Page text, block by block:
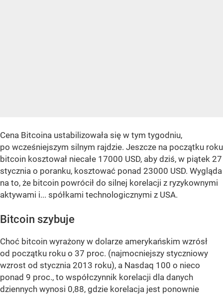
Cena Bitcoina ustabilizowała się w tym tygodniu,
po wcześniejszym silnym rajdzie. Jeszcze na początku roku
bitcoin kosztował niecałe 17000 USD, aby dziś, w piątek 27
stycznia o poranku, kosztować ponad 23000 USD. Wygląda
na to, że bitcoin powrócił do silnej korelacji z ryzykownymi
aktywami i... spółkami technologicznymi z USA.
Bitcoin szybuje
Choć bitcoin wyrażony w dolarze amerykańskim wzrósł
od początku roku o 37 proc. (najmocniejszy styczniowy
wzrost od stycznia 2013 roku), a Nasdaq 100 o nieco
ponad 9 proc., to współczynnik korelacji dla danych
dziennych wynosi 0,88, gdzie korelacja jest ponownie